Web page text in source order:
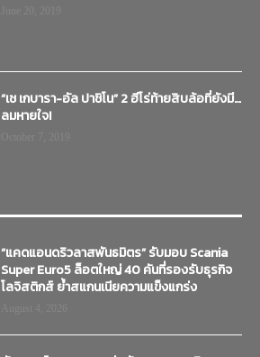
“เช เกบารา-อัล ปาชิโน” 2 ฮีโร่ท้ายสิบล้อที่ยังมี…
ลมหายใจ!
“แคดแอนดริวลาสพันธมิตร” รับมอบ Scania
Super Euro5 ล็อตใหญ่ 40 คันที่รองรับธุรกิจ
โลจิสติกส์ ย้ำสแกนเนียความแข็งแกร่ง